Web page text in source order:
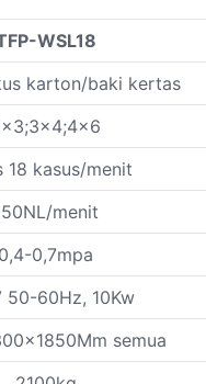
WSL18
karton/baki kertas
18 kasus/menit
menit
0,4-0,7mpa
50-60Hz, 10Kw
semua